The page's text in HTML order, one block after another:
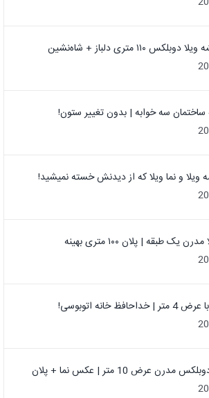
۱۱۰ متری دلباز + شاه‌نشین
ساختمان سه خوابه | بدون تغییر ستون!
ویلا و نما ویلا که از دیدنش خسته نمیشید!
یک‌ طبقه | پلان ۱۰۰ متری بهینه
خانه‌ اتوبوسی!
عرض 10 متر | عکس نما + پلان